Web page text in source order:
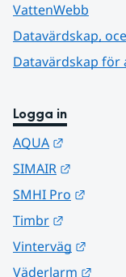
VattenWebb
Datavärdskap,
Datavärdskap för
Logga in
AQUA
SIMAIR
SMHI Pro
Timbr
Vinterväg
Väderlarm